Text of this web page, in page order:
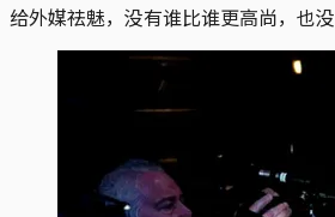
给外媒祛魅，没有谁比谁更高尚，也